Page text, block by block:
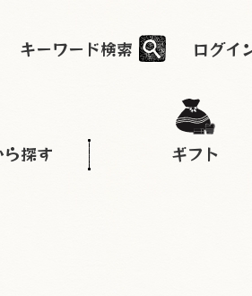
キーワード検索 ログイ
探す ギフト